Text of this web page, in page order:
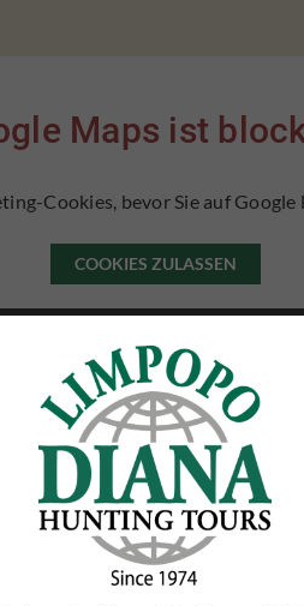
Maps ist
Cookies, bevor Sie auf
COOKIES ZULASSEN
VIDEOGALERIE